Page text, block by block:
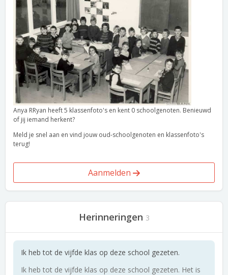
Anya RRyan heeft 5 klassenfoto's en kent 0 schoolgenoten. Benieuwd
of jij iemand herkent?
Meld je snel aan en vind jouw oud-schoolgenoten en klassenfoto's
terug!
Aanmelden
Herinneringen 3
Ik heb tot de vijfde klas op deze school gezeten.
Ik heb tot de vijfde klas op deze school gezeten. Het is